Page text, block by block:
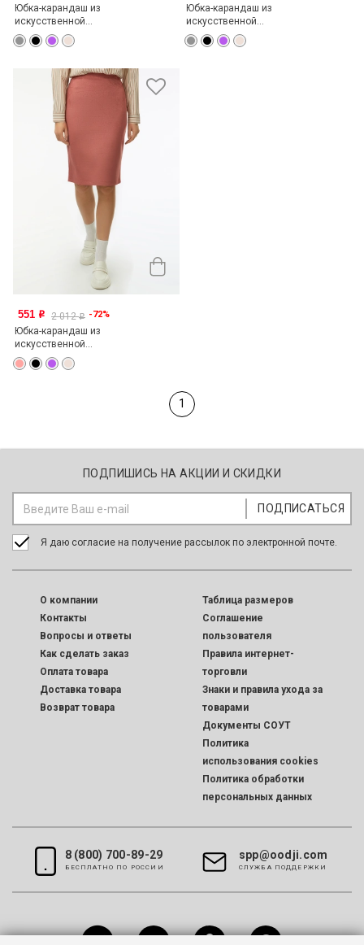
Юбка-карандаш из
искусственной...
Юбка-карандаш из
искусственной...
551 o 2 012o -72%
Юбка-карандаш из
искусственной...
1
ПОДПИШИСЬ НА АКЦИИ И СКИДКИ
Я даю согласие на получение рассылок по электронной почте.
O компании
Контакты
Вопросы и ответы
Как сделать заказ
Оплата товара
Доставка товара
Возврат товара
Таблица размеров
Соглашение
пользователя
Правила интернет-
торговли
Знаки и правила ухода за
товарами
Документы СОУТ
Политика
использования cookies
Политика обработки
персональных данных
8 (800) 700-89-29
БЕСПЛАТНО ПО РОССИИ
spp@oodji.com
CЛУЖБА ПОДДЕРЖКИ